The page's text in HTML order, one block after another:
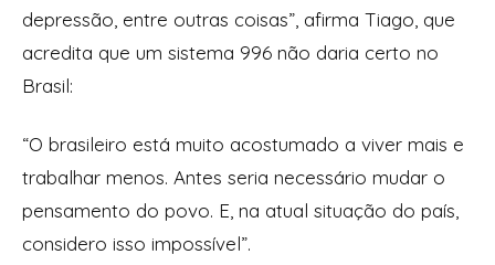
depressão, entre outras coisas”, afirma Tiago, que
acredita que um sistema 996 não daria certo no
Brasil:
“O brasileiro está muito acostumado a viver mais e
trabalhar menos. Antes seria necessário mudar o
pensamento do povo. E, na atual situação do país,
considero isso impossível”.